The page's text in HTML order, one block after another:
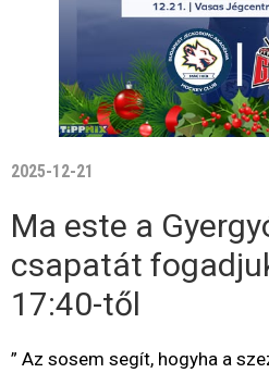
2025-12-21
Ma este a
csapatát
17:40-től
” Az sosem segít, hogyha a